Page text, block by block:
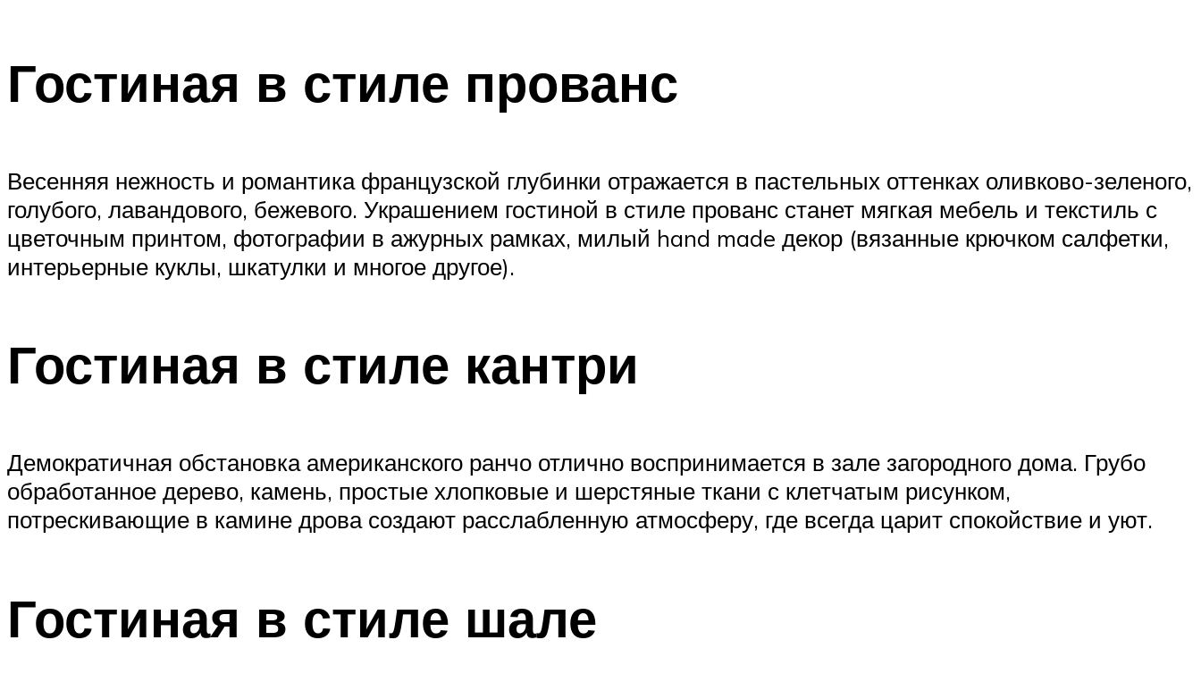
Гостиная в стиле прованс
Весенняя нежность и романтика французской глубинки отражается в пастельных оттенках оливково-зеленого,
голубого, лавандового, бежевого. Украшением гостиной в стиле прованс станет мягкая мебель и текстиль с
цветочным принтом, фотографии в ажурных рамках, милый hand made декор (вязанные крючком салфетки,
интерьерные куклы, шкатулки и многое другое).
Гостиная в стиле кантри
Демократичная обстановка американского ранчо отлично воспринимается в зале загородного дома. Грубо
обработанное дерево, камень, простые хлопковые и шерстяные ткани с клетчатым рисунком,
потрескивающие в камине дрова создают расслабленную атмосферу, где всегда царит спокойствие и уют.
Гостиная в стиле шале